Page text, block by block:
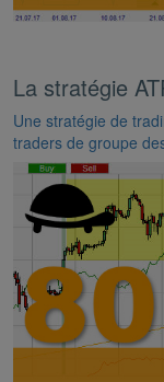
La stratégie
Une stratégie de
traders de groupe